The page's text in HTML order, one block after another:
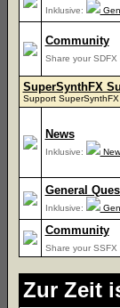
Inklusive:
Community
Share your SDFX
SuperSynthFX
Support
News
Inklusive:
General
Inklusive:
Community
Share your SSFX
Zur Zeit